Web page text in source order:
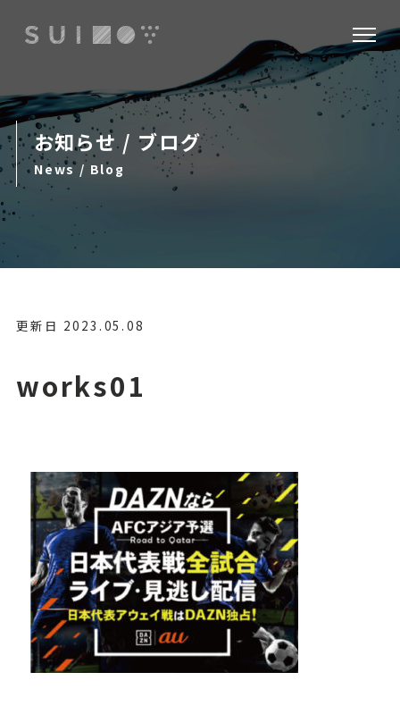
お知らせ / ブログ
News / Blog
更新日 2023.05.08
works01